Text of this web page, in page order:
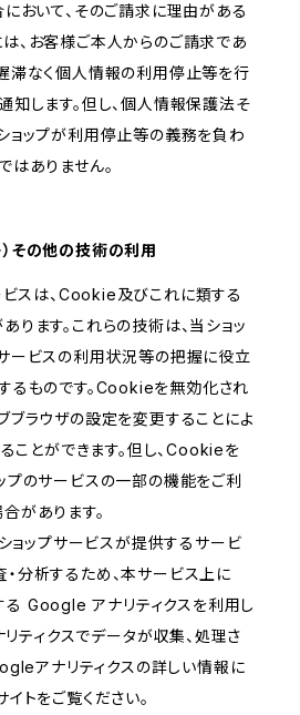
において、そのご請求に理由がある
、お客様ご本人からのご請求であ
滞なく個人情報の利用停止等を行
知します。但し、個人情報保護法そ
ョップが利用停止等の義務を負わ
はありません。
その他の技術の利用
ビスは、Cookie及びこれに類する
ります。これらの技術は、当ショッ
ービスの利用状況等の把握に役立
るものです。Cookieを無効化され
ブラウザの設定を変更することによ
とができます。但し、Cookieを
プのサービスの一部の機能をご利
があります。
ショップサービスが提供するサービ
分析するため、本サービス上に
Google アナリティクスを利用し
ティクスでデータが収集、処理さ
アナリティクスの詳しい情報に
トをご覧ください。